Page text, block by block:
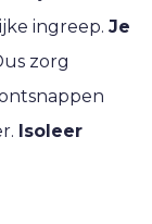
ingreep. Je
zorg
Isoleer